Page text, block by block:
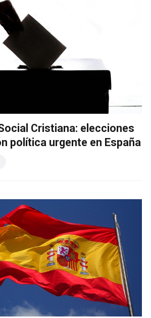
Cristiana: elecciones
política urgente en España